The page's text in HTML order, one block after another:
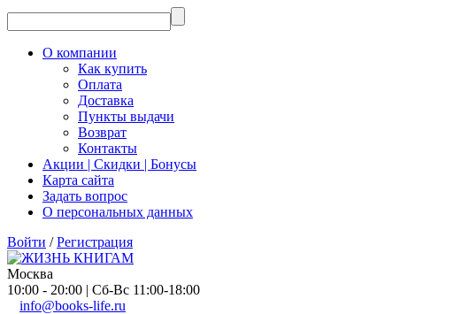
О компании
Как купить
Оплата
Доставка
Пункты выдачи
Возврат
Контакты
Акции | Скидки | Бонусы
Карта сайта
Задать вопрос
О персональных данных
Войти /Регистрация
Москва
10:00 - 20:00 | Сб-Вс 11:00-18:00
info@books-life.ru